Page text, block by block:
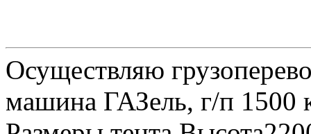
Осуществляю
машина ГАЗель, г/п 1500